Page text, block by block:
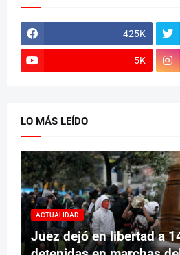
425K
5K
LO MÁS LEÍDO
ACTUALIDAD
Juez dejó en libertad a